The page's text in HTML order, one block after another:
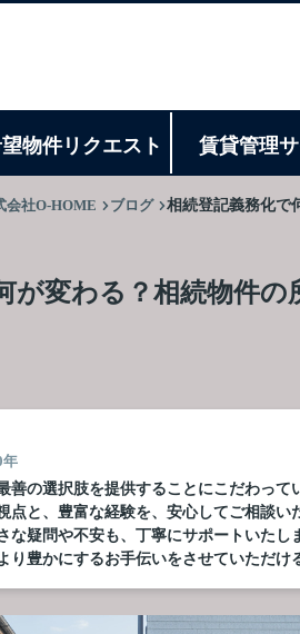
物件リクエスト 賃貸管理
会社O-HOME ブログ 相続登記義務化で
が変わる？相続物件
年
善の選択肢を提供することにこだわって
点と、豊富な経験を、安心してご相談い
な疑問や不安も、丁寧にサポートいたし
り豊かにするお手伝いをさせていただけ